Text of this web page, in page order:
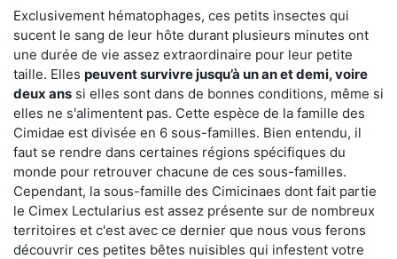
Exclusivement hématophages, ces petits insectes qui
sucent le sang de leur hôte durant plusieurs minutes ont
une durée de vie assez extraordinaire pour leur petite
taille. Elles peuvent survivre jusqu’à un an et demi, voire
deux ans si elles sont dans de bonnes conditions, même si
elles ne s'alimentent pas. Cette espèce de la famille des
Cimidae est divisée en 6 sous-familles. Bien entendu, il
faut se rendre dans certaines régions spécifiques du
monde pour retrouver chacune de ces sous-familles.
Cependant, la sous-famille des Cimicinaes dont fait partie
le Cimex Lectularius est assez présente sur de nombreux
territoires et c'est avec ce dernier que nous vous ferons
découvrir ces petites bêtes nuisibles qui infestent votre